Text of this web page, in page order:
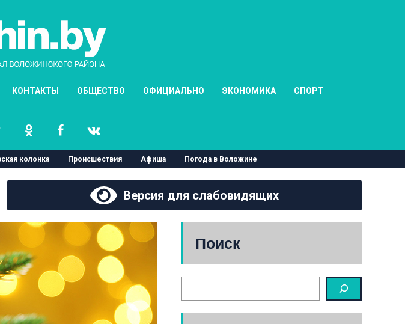
КОНТАКТЫ ОБЩЕСТВО ОФИЦИАЛЬНО ЭКОНОМИКА СПОРТ
колонка Происшествия Афиша Погода в Воложине
Версия для слабовидящих
Поиск